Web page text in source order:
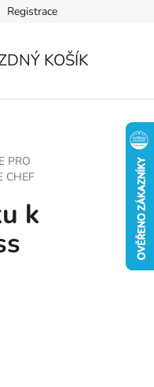
Registrace
KOŠÍK
PRO
CHEF
k